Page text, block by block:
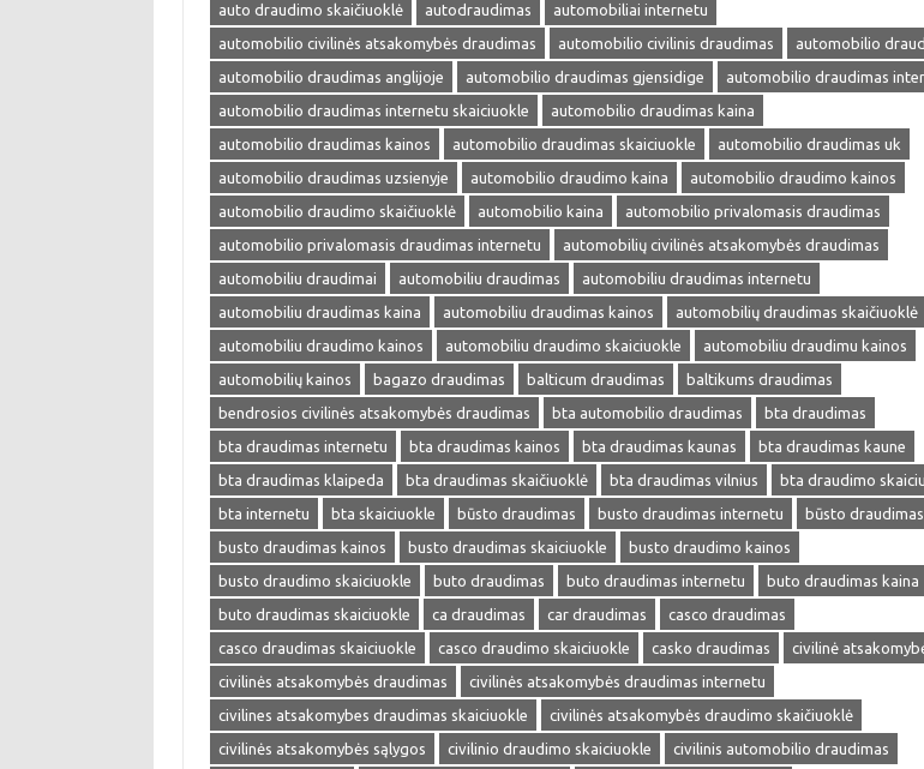
auto draudimo skaičiuoklė
autodraudimas
automobiliai internetu
automobilio civilinės atsakomybės draudimas
automobilio civilinis draudimas
automobilio
automobilio draudimas anglijoje
automobilio draudimas gjensidige
automobilio draudimas
automobilio draudimas internetu skaiciuokle
automobilio draudimas kaina
automobilio draudimas kainos
automobilio draudimas skaiciuokle
automobilio draudimas uk
automobilio draudimas uzsienyje
automobilio draudimo kaina
automobilio draudimo kainos
automobilio draudimo skaičiuoklė
automobilio kaina
automobilio privalomasis draudimas
automobilio privalomasis draudimas internetu
automobilių civilinės atsakomybės draudimas
automobiliu draudimai
automobiliu draudimas
automobiliu draudimas internetu
automobiliu draudimas kaina
automobiliu draudimas kainos
automobilių draudimas skaičiuoklė
automobiliu draudimo kainos
automobiliu draudimo skaiciuokle
automobiliu draudimu kainos
automobilių kainos
bagazo draudimas balticum draudimas
baltikums draudimas
bendrosios civilinės atsakomybės draudimas
bta automobilio draudimas
bta draudimas
bta draudimas internetu
bta draudimas kainos bta draudimas kaunas
bta draudimas kaune
bta draudimas klaipeda
bta draudimas skaičiuoklė bta draudimas vilnius
bta draudimo
bta internetu
bta skaiciuokle būsto draudimas busto draudimas internetu
būsto
busto draudimas kainos
busto draudimas skaiciuokle
busto draudimo kainos
busto draudimo skaiciuokle
buto draudimas buto draudimas internetu
buto draudimas kaina
buto draudimas skaiciuokle
ca draudimas car draudimas
casco draudimas
casco draudimas skaiciuokle
casco draudimo skaiciuokle casko draudimas
civilinė
civilinės atsakomybės draudimas
civilinės atsakomybės draudimas internetu
civilines atsakomybes draudimas skaiciuokle
civilinės atsakomybės draudimo skaičiuoklė
civilinės atsakomybės sąlygos
civilinio draudimo skaiciuokle
civilinis automobilio draudimas